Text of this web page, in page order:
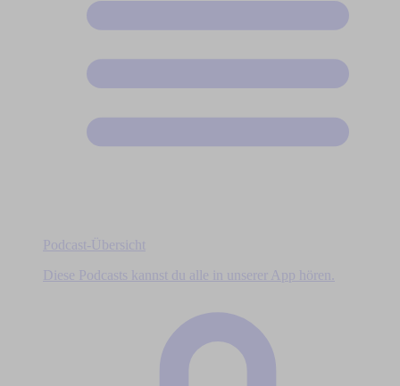
Podcast-Übersicht
Diese Podcasts kannst du alle in unserer App hören.